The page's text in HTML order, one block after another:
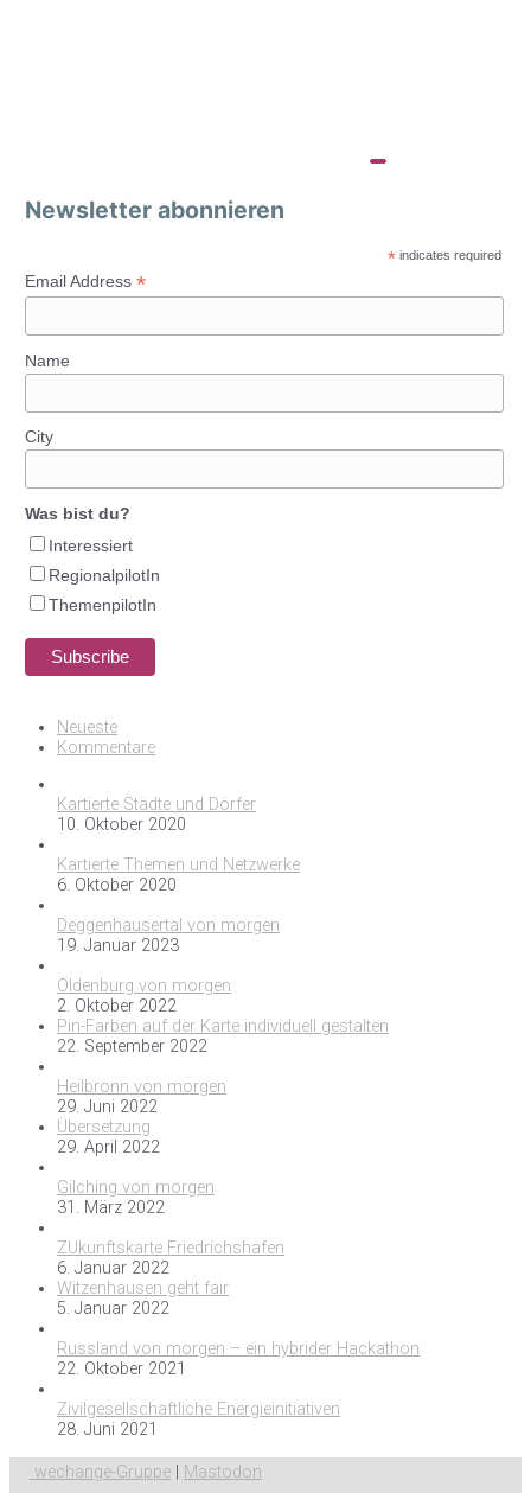
Newsletter abonnieren
* indicates required
Email Address *
Name
City
Was bist du?
Interessiert
RegionalpilotIn
ThemenpilotIn
Neueste
Kommentare
Kartierte Städte und Dörfer
10. Oktober 2020
Kartierte Themen und Netzwerke
6. Oktober 2020
Deggenhausertal von morgen
19. Januar 2023
Oldenburg von morgen
2. Oktober 2022
Pin-Farben auf der Karte individuell gestalten
22. September 2022
Heilbronn von morgen
29. Juni 2022
Übersetzung
29. April 2022
Gilching von morgen
31. März 2022
ZUkunftskarte Friedrichshafen
6. Januar 2022
Witzenhausen geht fair
5. Januar 2022
Russland von morgen – ein hybrider Hackathon
22. Oktober 2021
Zivilgesellschaftliche Energieinitiativen
28. Juni 2021
wechange-Gruppe Mastodon